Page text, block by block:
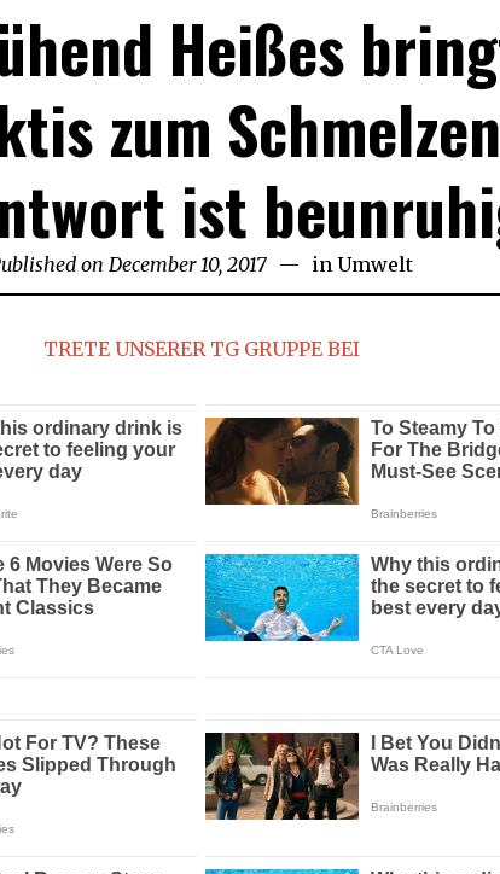
Heißes
zum
ist
on December 10, 2017 September
29,
in Umwelt
TRETE UNSERER TG GRUPPE BEI